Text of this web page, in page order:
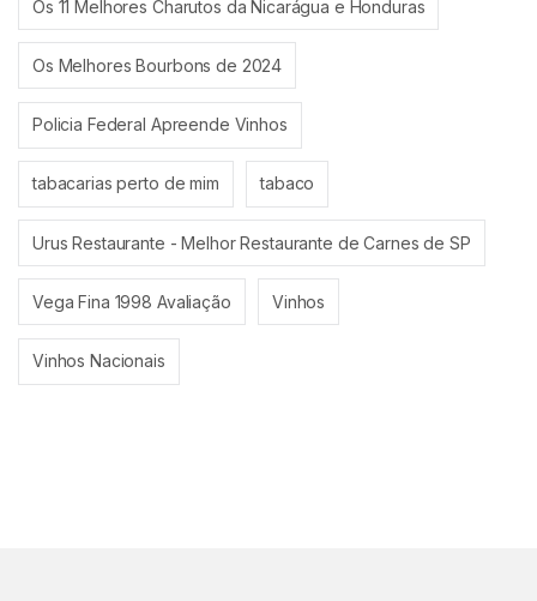
Os 11 Melhores Charutos da Nicarágua e Honduras
Os Melhores Bourbons de 2024
Policia Federal Apreende Vinhos
tabacarias perto de mim tabaco
Urus Restaurante - Melhor Restaurante de Carnes de SP
Vega Fina 1998 Avaliação Vinhos
Vinhos Nacionais